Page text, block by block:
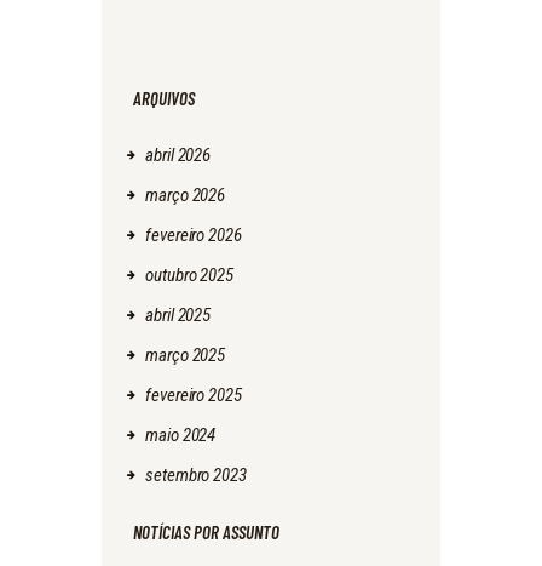
ARQUIVOS
abril2026
março2026
fevereiro2026
outubro2025
abril2025
março2025
fevereiro2025
maio2024
setembro2023
NOTÍCIAS POR ASSUNTO